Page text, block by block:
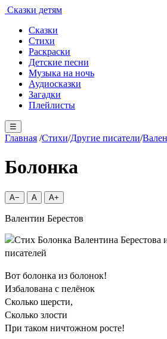
Сказки детям
Сказки
Стихи
Раскраски
Детские песни
Музыка на ночь
Аудиосказки
Загадки
Плейлисты
☰
Главная /Стихи/Другие писатели/
Болонка
A− A A+
Валентин Берестов
Вот болонка из болонок!
Избалована с пелёнок
Сколько шерсти,
Сколько злости
При таком ничтожном росте!